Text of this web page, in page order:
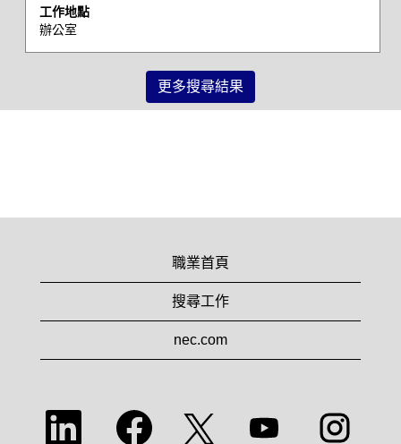
工作地點
辦公室
訊
的
更多搜尋結果
職業首頁
搜尋工作
nec.com
在
新
的
在
新
的
在
新
新
的
在
新
的